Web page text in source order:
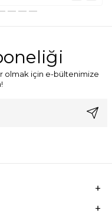
olmak için e-bültenimize